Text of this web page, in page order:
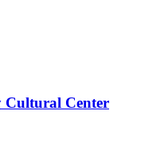
Cultural Center